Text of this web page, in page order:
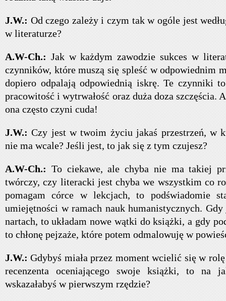
J.W.: Od czego zależy i czym tak w ogóle jest
w literaturze?
A.W-Ch.: Jak w każdym zawodzie sukces w
czynników, które muszą się spleść w odpowiednim
dopiero odpalają odpowiednią iskrę. Te czynniki
pracowitość i wytrwałość oraz duża doza szczęścia.
ona często czyni cuda!
J.W.:Czy jest w twoim życiu jakaś przestrzeń, w
nie ma wcale? Jeśli jest, to jak się z tym czujesz?
A.W-Ch.: To ciekawe, ale chyba nie ma takiej
twórczy, czy literacki jest chyba we wszystkim co
pomagam córce w lekcjach, to podświadomie
umiejętności w ramach nauk humanistycznych.
nartach, to układam nowe wątki do książki, a gdy
to chłonę pejzaże, które potem odmalowuję w
J.W.:Gdybyś miała przez moment wcielić się w
recenzenta oceniającego swoje książki, to na
wskazałabyś w pierwszym rzędzie?